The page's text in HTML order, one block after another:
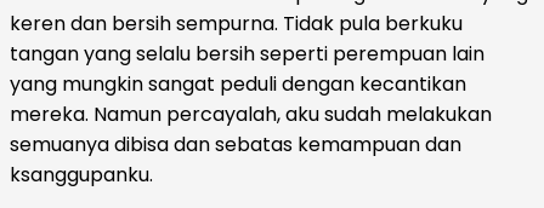
keren dan bersih sempurna. Tidak pula berkuku
tangan yang selalu bersih seperti perempuan lain
yang mungkin sangat peduli dengan kecantikan
mereka. Namun percayalah, aku sudah melakukan
semuanya dibisa dan sebatas kemampuan dan
ksanggupanku.